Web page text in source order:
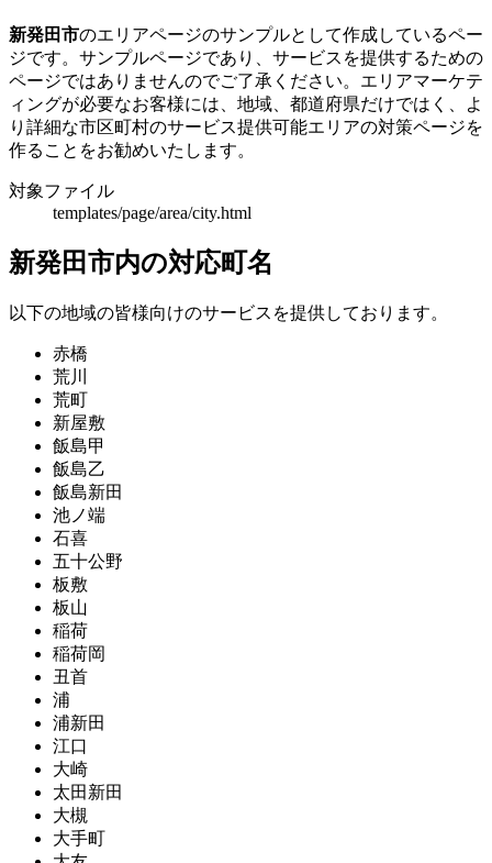
新発田市のエリアページのサンプルとして作成しているペー
ジです。サンプルページであり、サービスを提供するための
ページではありませんのでご了承ください。エリアマーケテ
ィングが必要なお客様には、地域、都道府県だけではく、よ
り詳細な市区町村のサービス提供可能エリアの対策ページを
作ることをお勧めいたします。
対象ファイル
templates/page/area/city.html
新発田市内の対応町名
以下の地域の皆様向けのサービスを提供しております。
赤橋
荒川
荒町
新屋敷
飯島甲
飯島乙
飯島新田
池ノ端
石喜
五十公野
板敷
板山
稲荷
稲荷岡
丑首
浦
浦新田
江口
大崎
太田新田
大槻
大手町